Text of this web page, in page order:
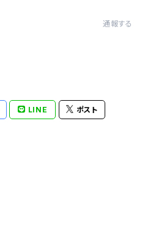
通報する
LINE ポスト